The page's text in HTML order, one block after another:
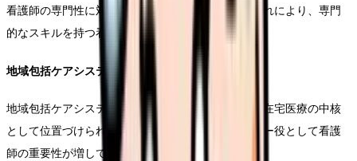
看護師の専門性に対する評価が高まっています。これにより、専門
的なスキルを持つ看護師の待遇改善が進んでいます。
地域包括ケアシステムの進展
地域包括ケアシステムの構築が進む中、訪問診療は在宅医療の中核
として位置づけられ、多職種連携のコーディネーター役として看護
師の重要性が増しています。